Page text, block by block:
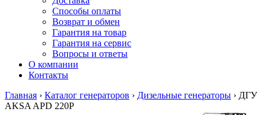
Способы оплаты
Возврат и обмен
Гарантия на товар
Гарантия на сервис
Вопросы и ответы
О компании
Контакты
Главная › Каталог генераторов › Дизельные генераторы › ДГУ
AKSA APD 220P